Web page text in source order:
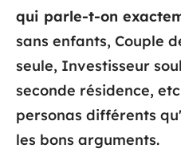
qui parle-t-on
sans enfants, Couple
seule, Investisseur
seconde résidence,
personas différents
les bons arguments.